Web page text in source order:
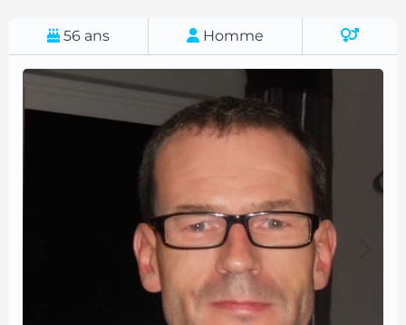
56 ans Homme